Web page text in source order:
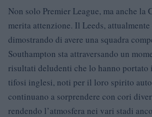
Non solo Premier League, ma anche la
merita attenzione. Il Leeds,
dimostrando di avere una squadra
Southampton sta attraversando un
risultati deludenti che lo hanno portato
tifosi inglesi, noti per il loro spirito
continuano a sorprendere con cori
rendendo l’atmosfera nei vari stadi